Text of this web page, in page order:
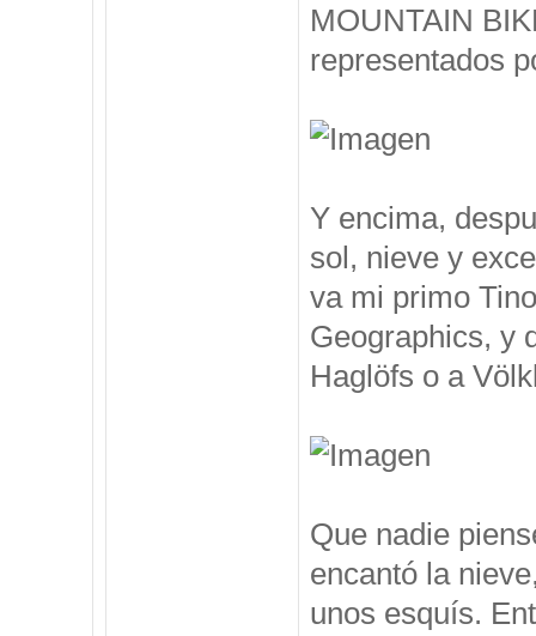
MOUNTAIN
representados
Y encima,
sol, nieve y
va mi primo
Geographics, y
Haglöfs o a
Que nadie
encantó la
unos esquís.